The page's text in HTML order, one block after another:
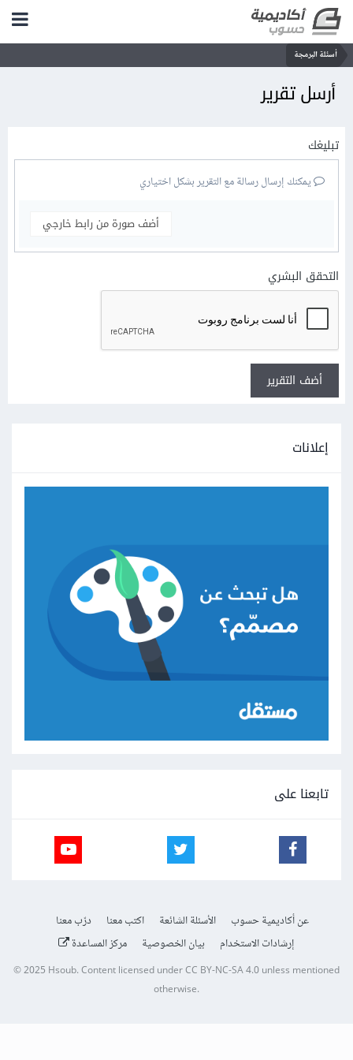
أسئلة البرمجة
أرسل تقرير
تبليغك
يمكنك إرسال رسالة مع التقرير بشكل اختياري
أضف صورة من رابط خارجي
التحقق البشري
أضف التقرير
إعلانات
تابعنا على
عن أكاديمية حسوب الأسئلة الشائعة اكتب معنا
درّب معنا
إرشادات الاستخدام
بيان الخصوصية مركز المساعدة
© 2025 Hsoub.Content licensed underCC BY-NC-SA 4.0unless mentioned
otherwise.